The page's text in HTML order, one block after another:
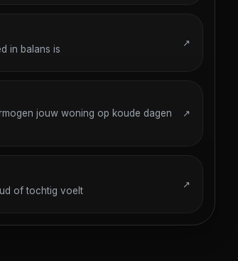
in balans is
↗
jouw woning op koude dagen
↗
of tochtig voelt
↗